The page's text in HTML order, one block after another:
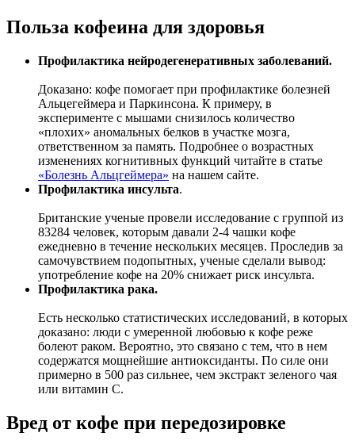
Польза кофеина для здоровья
Профилактика нейродегенеративных заболеваний.
Доказано: кофе помогает при профилактике болезней
Альцегеймера и Паркинсона. К примеру, в
эксперименте с мышами снизилось количество
«плохих» аномальных белков в участке мозга,
ответственном за память. Подробнее о возрастных
изменениях когнитивных функций читайте в статье
«Болезнь Альцгеймера» на нашем сайте.
Профилактика инсульта.
Британские ученые провели исследование с группой из
83284 человек, которым давали 2-4 чашки кофе
ежедневно в течение нескольких месяцев. Проследив за
самочувствием подопытных, ученые сделали вывод:
употребление кофе на 20% снижает риск инсульта.
Профилактика рака.
Есть несколько статистических исследований, в которых
доказано: люди с умеренной любовью к кофе реже
болеют раком. Вероятно, это связано с тем, что в нем
содержатся мощнейшие антиоксиданты. По силе они
примерно в 500 раз сильнее, чем экстракт зеленого чая
или витамин С.
Вред от кофе при передозировке